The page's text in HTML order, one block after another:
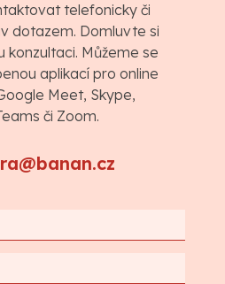
telefonicky či
dotazem. Domluvte si
konzultaci. Můžeme se
aplikací pro online
Meet, Skype,
či Zoom.